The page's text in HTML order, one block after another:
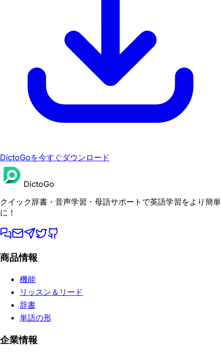
DictoGoを今すぐダウンロード
DictoGo
クイック辞書・音声学習・母語サポートで英語学習をより簡単
に！
商品情報
機能
リッスン＆リード
辞書
単語の形
企業情報